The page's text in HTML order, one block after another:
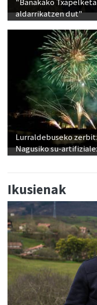
aldarrikatzen dut"
Lurraldebuseko
Nagusiko su-
Ikusienak